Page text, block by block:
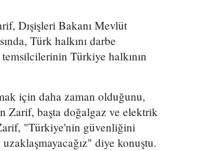
Dışişleri Bakanı Mevlüt
Türk halkını darbe
Türkiye halkının
için daha zaman olduğunu,
Zarif, başta doğalgaz ve elektrik
"Türkiye'nin güvenliğini
diye konuştu.